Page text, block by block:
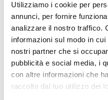
Utilizziamo i cookie per
annunci, per fornire
analizzare il nostro traffico.
informazioni sul modo in
nostri partner che si
pubblicità e social media, i
con altre informazioni che
raccolto dal tuo utilizzo dei
TDS / Scheda tecnica
Registrati per i download
Sicurezza
Registrati per i download